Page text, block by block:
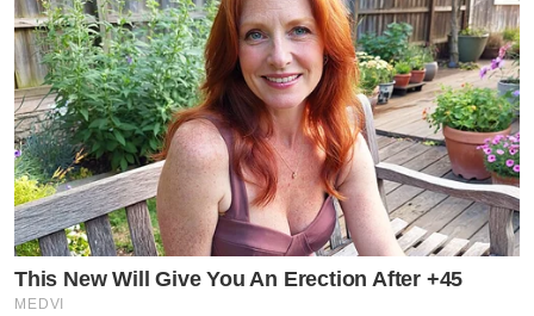
This New Will Give You An Erection After +45
MEDVI